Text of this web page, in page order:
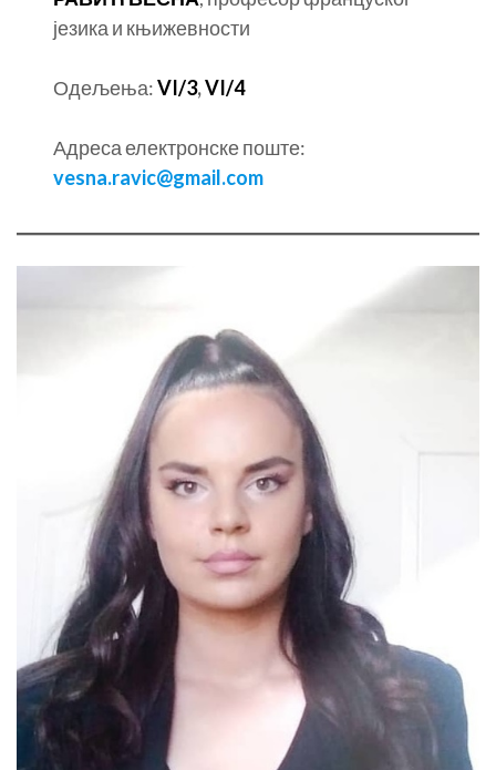
језика и књижевности
Одељења:VI/3,VI/4
Адреса електронске поште:
vesna.ravic@gmail.com